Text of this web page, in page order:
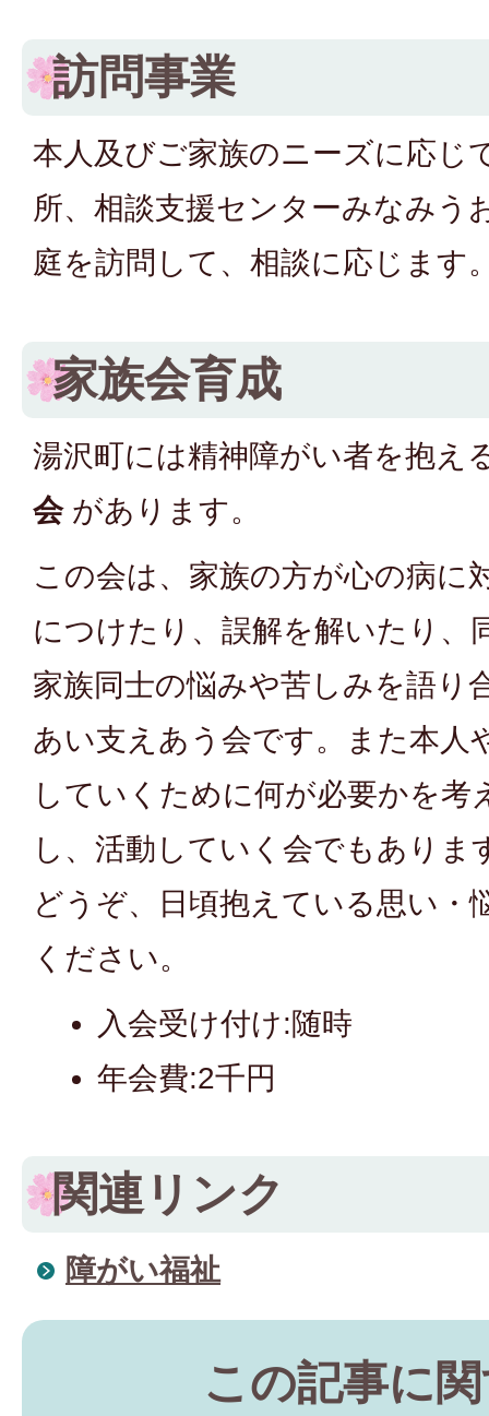
訪問事業
本人及びご家族のニーズに応じ
所、相談支援センターみなみう
庭を訪問して、相談に応じます
家族会育成
湯沢町には精神障がい者を抱え
会 があります。
この会は、家族の方が心の病に
につけたり、誤解を解いたり、
家族同士の悩みや苦しみを語り
あい支えあう会です。また本人
していくために何が必要かを考
し、活動していく会でもありま
どうぞ、日頃抱えている思い・
ください。
入会受け付け:随時
年会費:2千円
関連リンク
障がい福祉
この記事に